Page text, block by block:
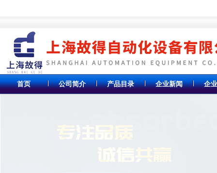
首页 公司简介 产品目录 企业新闻 企